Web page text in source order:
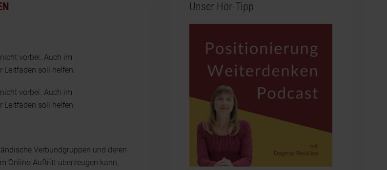
vorbei. Auch im
Leitfaden soll helfen.
vorbei. Auch im
Leitfaden soll helfen.
Verbundgruppen und deren
Online-Auftritt überzeugen kann,
Unser Hör-Tipp